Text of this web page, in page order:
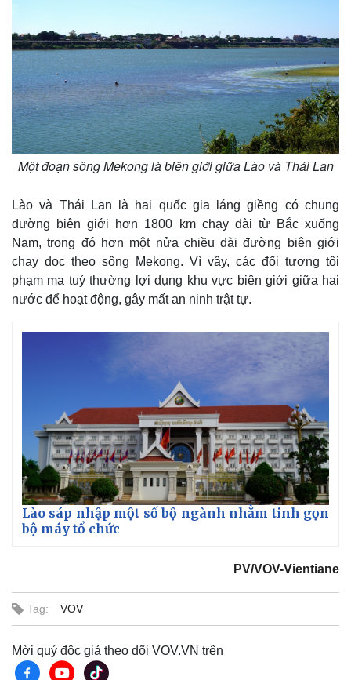
Thế giới
Quan sát
Cuộc sống đó đây
Hồ sơ
Multimedia
Video
Ảnh
E-Magazine
Infographic
Một đoạn sông Mekong là biên giới giữa Lào và Thái Lan
Lào và Thái Lan là hai quốc gia láng giềng có chung
đường biên giới hơn 1800 km chạy dài từ Bắc xuống
Nam, trong đó hơn một nửa chiều dài đường biên giới
chạy dọc theo sông Mekong. Vì vậy, các đối tượng tội
phạm ma tuý thường lợi dụng khu vực biên giới giữa hai
nước để hoạt động, gây mất an ninh trật tự.
Lào sáp nhập một số bộ ngành nhằm tinh gọn
bộ máy tổ chức
PV/VOV-Vientiane
Tag: VOV
Mời quý độc giả theo dõi VOV.VN trên